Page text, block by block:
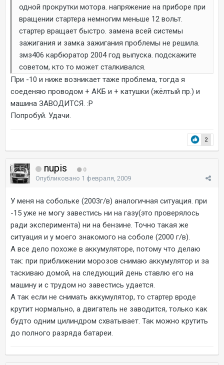
одной прокрутки мотора. напряжение на приборе при
вращении стартера немногим меньше 12 вольт.
стартер вращает быстро. замена всей системы
зажигания и замка зажигания проблемы не решила.
змз406 карбюратор 2004 год выпуска. подскажите
советом, кто то может сталкивался.
При -10 и ниже возникает таже проблема, тогда я
соеденяю проводом + АКБ и + катушки (жёлтый пр.) и
машина ЗАВОДИТСЯ. :P
Попробуй. Удачи.
2
nupis 0
Опубликовано 1 февраля, 2009
У меня на собольке (2003г/в) аналогичная ситуация. при
-15 уже не могу завестись ни на газу(это проверялось
ради эксперимента) ни на бензине. Точно такая же
ситуация и у моего знакомого на соболе (2000 г/в).
А все дело похоже в аккумуляторе, потому что делаю
так: при приближении морозов снимаю аккумулятор и за
таскиваю домой, на следующий день ставлю его на
машину и с трудом но завестись удается.
А так если не снимать аккумулятор, то стартер вроде
крутит нормально, а двигатель не заводится, только как
будто одним цилиндром схватывает. Так можно крутить
до полного разряда батареи.